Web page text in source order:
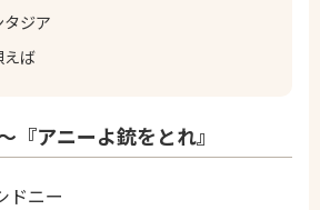
ジア
ば
アニーよ銃をとれ』
ドニー